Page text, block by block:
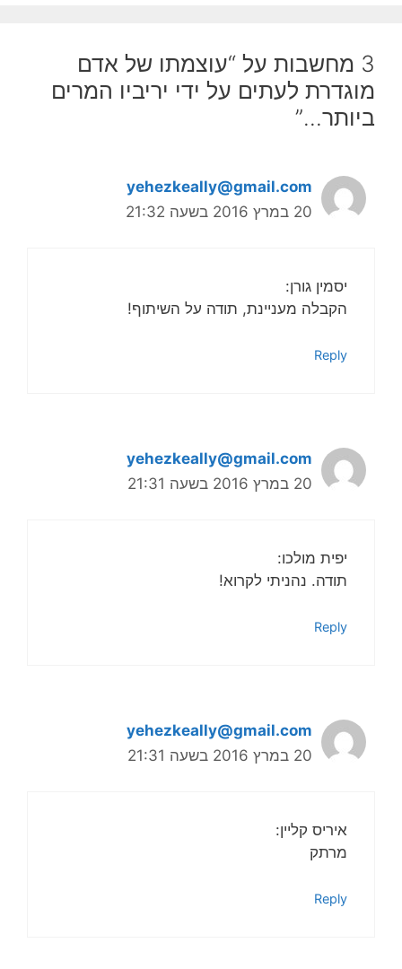
3 מחשבות על “עוצמתו של אדם
מוגדרת לעתים על ידי יריביו המרים
ביותר…”
yehezkeally@gmail.com
20 במרץ 2016 בשעה 21:32
יסמין גורן:
הקבלה מעניינת, תודה על השיתוף!
Reply
yehezkeally@gmail.com
20 במרץ 2016 בשעה 21:31
יפית מולכו:
תודה. נהניתי לקרוא!
Reply
yehezkeally@gmail.com
20 במרץ 2016 בשעה 21:31
איריס קליין:
מרתק
Reply